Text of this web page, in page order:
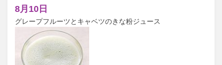
8月10日
グレープフルーツとキャベツのきな粉ジュース